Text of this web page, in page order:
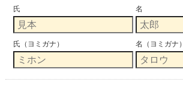
氏 名
氏（ヨミガナ） 名（ヨミガナ）